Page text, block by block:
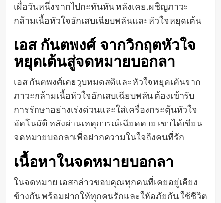
เผื่อวันหนึ่งจากไปกะทันหัน หลังเคยเผชิญภาวะ
กล้ามเนื้อหัวใจอักเสบเฉียบพลันและหัวใจหยุดเต้น
เอส กันตพงศ์ จากวิกฤตหัวใจ
หยุดเต้นสู่จดหมายบอกลา
เอส กันตพงศ์เคยวูบหมดสติและหัวใจหยุดเต้นจาก
ภาวะกล้ามเนื้อหัวใจอักเสบเฉียบพลัน ต้องเข้ารับ
การรักษาอย่างเร่งด่วนและใส่เครื่องกระตุ้นหัวใจ
อัตโนมัติ หลังผ่านเหตุการณ์เฉียดตาย เขาได้เขียน
จดหมายบอกลาเพื่อฝากความในใจถึงคนที่รัก
เนื้อหาในจดหมายบอกลา
ในจดหมาย เอสกล่าวขอบคุณทุกคนที่เคยอยู่เคียง
ข้างกัน พร้อมฝากให้ทุกคนรักและให้อภัยกัน ใช้ชีวิต